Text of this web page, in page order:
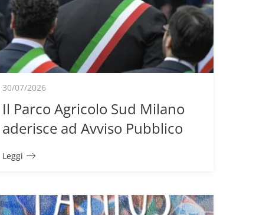
30/07/2026
Il Parco Agricolo Sud Milano
aderisce ad Avviso Pubblico
Leggi